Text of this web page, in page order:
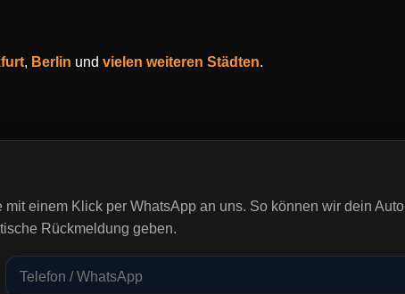
, Berlin und vielen weiteren Städten.
einem Klick per WhatsApp an uns. So können wir dein Auto
Rückmeldung geben.